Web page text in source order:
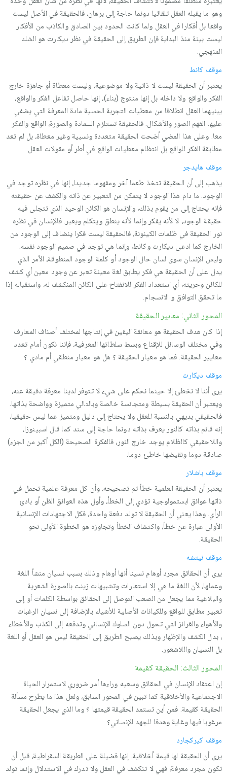
وهو ما یقبله العقل تلقائیا دونما حاجة إلى برهان، فالحقیقة في الأصل لیست
واقعا بل أفكارا في العقل ولما كانت الحدود بین الصادق والكاذب من الأفكار
لیست بینة منذ البدایة فإن الطریق إلى الحقیقة في نظر دیكارت هو الشك
المنهجي.
موقف كانط
یعتبر أن الحقیقة لیست لا ذاتیة ولا موضوعیة، ولیست معطاة أو جاهزة خارج
الفكر والواقع ولا داخله بل إنها منتوج (بناء)، إنها حاصل تفاعل الفكر والواقع،
یبنیهما العقل انطلاقا من معطیات التجربة الحسیة مادة المعرفة التي یضفي
علیها الفهم الصور والأشكال. فالحقیقة تستلزم الـــمادة والصورة، الواقع والفكر
معا. وعلى هذا المضي أضحت الحقیقة متعددة ونسبیة وغیر معطاة، بل لم تعد
مطابقة الفكر للواقع بل انتظام معطیات الواقع في أطر أو مقولات العقل.
موقف هایدجر
یذهب إلى أن الحقیقة تتخذ طعما آخر ومفهوما جدیدا، إنها في نظره توجد في
الوجود. ما دام هذا الوجود لا یتمكن من التعبیر عن ذاته والكشف عن حقیقته
فإنه یحتاج إلى من یقوم بذلك، والإنسان هو الكائن الوحید الذي تتجلى فیه
حقیقة الوجود، لا لأنه یفكر وإنما لأنه ینطق ویتكلم ویعبر. فالإنسان في نظره
نور الحقیقة في ظلمات الكینونة، فالحقیقة لیست فكرا ینضاف إلى الوجود من
الخارج كما ادعى دیكارت وكانط، وإنما هي توجد في صمیم الوجود نفسه.
ولیس الإنسان سوى لسان حال الوجود أو كلمة الوجود المنطوقة، الأمر الذي
یدل على أن الحقیقة هي فكر یطابق لغة معینة تعبر عن وجود معین أي كشف
للكائن وحریته، أي استعداد الفكر للانفتاح على الكائن المنكشف له، واستقباله إذا
ما تحقق التوافق و الانسجام.
المحور الثاني: معايير الحقيقة
إذا كان هدف الحقیقة هو معانقة الیقین في إنتاجها لمختلف أصناف المعارف
وفي مختلف الوسائل للإقناع وبسط سلطاتها المعرفیة، فإننا نكون أمام تعدد
معاییر الحقیقة. فما هو معیار الحقیقة ؟ هل هو معیار منطقي أم مادي ؟
موقف دیكارت
یرى أننا لا نخطئ إلا حینما نحكم على شيء لا تتوفر لدینا معرفة دقیقة عنه،
ویعتبر أن الحقیقة بسیطة ومتجانسة خالصة وبالتالي متمیزة وواضحة بذاتها.
فالحقیقي بدیهي بالنسبة للعقل ولا یحتاج إلى دلیل ومتمیز عما لیس حقیقیا،
إنه قائم بذاته كالنور یعرف بذاته دونما حاجة إلى سند كما قال اسبینوزا،
واللاحقیقي كالظلام یوجد خارج النور، فالفكرة الصحیحة (الكل أكبر من الجزء)
صادقة دوما ونقیضها خاطئ دوما.
موقف باشلار
یعتبر أن الحقیقة العلمیة خطأ تم تصحیحه، وأن كل معرفة علمیة تحمل في
ذاتها عوائق ابستمولوجیة تؤدي إلى الخطأ، وأول هذه العوائق الظن أو بادئ
الرأي. وهذا یعني أن الحقیقة لا تولد دفعة واحدة، فكل الاجتهادات الإنسانیة
الأولى عبارة عن خطأ، واكتشاف الخطأ وتجاوزه هو الخطوة الأولى نحو
الحقیقة.
موقف نیتشه
یرى أن الحقائق مجرد أوهام نسینا أنها أوهام وذلك بسبب نسیان منشأ اللغة
وعملها، لأن اللغة ما هي إلا استعارات وتشبیهات زینت بالصورة الشعریة
والبلاغیة مما یجعل من الصعب التوصل إلى الحقائق بواسطة الكلمات أو إلى
تعبیر مطابق للواقع وللكیانات الأصلیة للأشیاء بالإضافة إلى نسیان الرغبات
والأهواء والغرائز التي تحول دون السلوك الإنساني وتدفعه إلى الكذب والأخطاء
، بدل الكشف والإظهار وبذلك یصبح الطریق إلى الحقیقة لیس هو العقل أو اللغة
بل النسیان واللاشعور.
المحور الثالث: الحقیقة كقیمة
إن اعتقاد الإنسان في الحقائق وسعیه وراءها أمر ضروري لاستمرار الحیاة
الاجتماعیة والأخلاقیة كما تبین في المحور السابق، ولعل هذا ما یطرح مسألة
الحقیقة كقیمة. فمن أین تستمد الحقیقة قیمتها ؟ وما الذي یجعل الحقیقة
مرغوبا فیها وغایة وهدفا للجهد الإنساني؟
موقف كیركجارد
یرى أن الحقیقة لها قیمة أخلاقیة. إنها فضیلة على الطریقة السقراطیة، قبل أن
تكون مجرد معرفة، فهي لا تنكشف في العقل ولا تدرك في الاستدلال وإنما تولد